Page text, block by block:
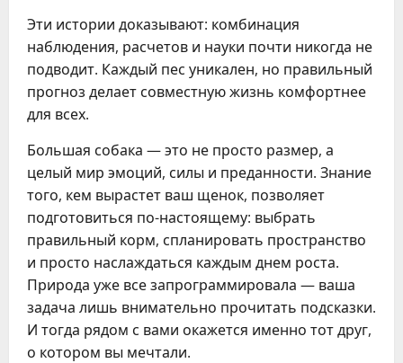
Эти истории доказывают: комбинация
наблюдения, расчетов и науки почти никогда не
подводит. Каждый пес уникален, но правильный
прогноз делает совместную жизнь комфортнее
для всех.
Большая собака — это не просто размер, а
целый мир эмоций, силы и преданности. Знание
того, кем вырастет ваш щенок, позволяет
подготовиться по-настоящему: выбрать
правильный корм, спланировать пространство
и просто наслаждаться каждым днем роста.
Природа уже все запрограммировала — ваша
задача лишь внимательно прочитать подсказки.
И тогда рядом с вами окажется именно тот друг,
о котором вы мечтали.